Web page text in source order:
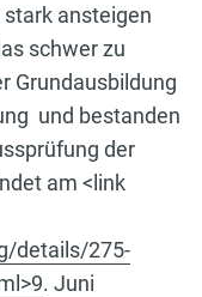
ansteigen
schwer zu
Grundausbildung
und bestanden
der
am <link
details/275-
. Juni